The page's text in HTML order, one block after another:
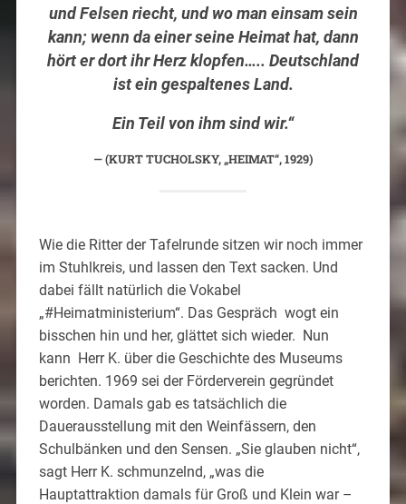
und Felsen riecht, und wo man einsam sein
kann; wenn da einer seine Heimat hat, dann
hört er dort ihr Herz klopfen….. Deutschland
ist ein gespaltenes Land.
Ein Teil von ihm sind wir.“
(KURT TUCHOLSKY, „HEIMAT“, 1929)
Wie die Ritter der Tafelrunde sitzen wir noch immer
im Stuhlkreis, und lassen den Text sacken. Und
dabei fällt natürlich die Vokabel
„#Heimatministerium“. Das Gespräch wogt ein
bisschen hin und her, glättet sich wieder. Nun
kann Herr K. über die Geschichte des Museums
berichten. 1969 sei der Förderverein gegründet
worden. Damals gab es tatsächlich die
Dauerausstellung mit den Weinfässern, den
Schulbänken und den Sensen. „Sie glauben nicht“,
sagt Herr K. schmunzelnd, „was die
Hauptattraktion damals für Groß und Klein war –